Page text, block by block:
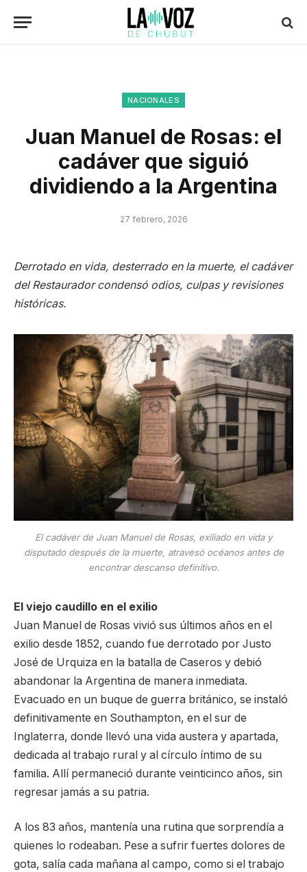
NACIONALES
Juan Manuel de Rosas: el
cadáver que siguió
dividiendo a la Argentina
27 febrero, 2026
Derrotado en vida, desterrado en la muerte, el cadáver
del Restaurador condensó odios, culpas y revisiones
históricas.
El cadáver de Juan Manuel de Rosas, exiliado en vida y
disputado después de la muerte, atravesó océanos antes de
encontrar descanso definitivo.
El viejo caudillo en el exilio
Juan Manuel de Rosas vivió sus últimos años en el
exilio desde 1852, cuando fue derrotado por Justo
José de Urquiza en la batalla de Caseros y debió
abandonar la Argentina de manera inmediata.
Evacuado en un buque de guerra británico, se instaló
definitivamente en Southampton, en el sur de
Inglaterra, donde llevó una vida austera y apartada,
dedicada al trabajo rural y al círculo íntimo de su
familia. Allí permaneció durante veinticinco años, sin
regresar jamás a su patria.
A los 83 años, mantenía una rutina que sorprendía a
quienes lo rodeaban. Pese a sufrir fuertes dolores de
gota, salía cada mañana al campo, como si el trabajo